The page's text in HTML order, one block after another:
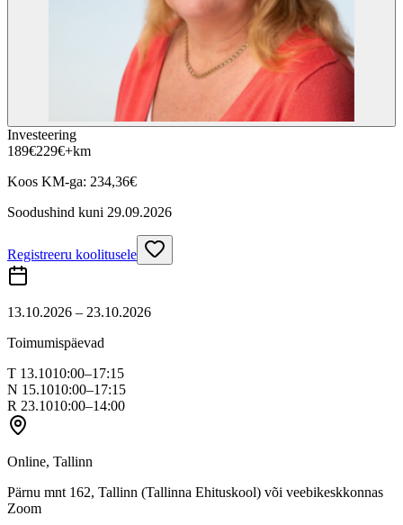
Investeering
189€229€+km
Koos KM-ga: 234,36€
Soodushind kuni 29.09.2026
Registreeru koolitusele
13.10.2026 – 23.10.2026
Toimumispäevad
T 13.1010:00–17:15
N 15.1010:00–17:15
R 23.1010:00–14:00
Online, Tallinn
Pärnu mnt 162, Tallinn (Tallinna Ehituskool) või veebikeskkonnas
Zoom